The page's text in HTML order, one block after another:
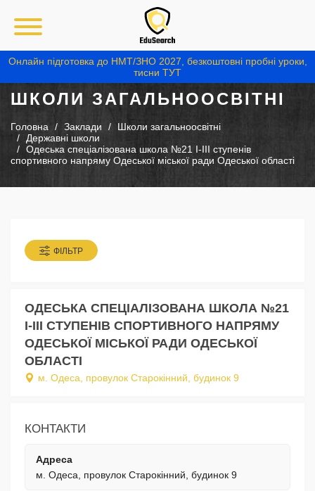
Онлайн підготовка до НМТ/ЗНО 2027, безкоштовні пробні уроки,
тисни ТУТ
ШКОЛИ ЗАГАЛЬНООСВІТНІ
Головна Заклади
Школи загальноосвітні
Державні школи
Одеська спеціалізована школа №21 I-III ступенів
спортивного напряму Одеської міської ради Одеської області
ФІЛЬТР
ОДЕСЬКА СПЕЦІАЛІЗОВАНА ШКОЛА №21
I-III СТУПЕНІВ СПОРТИВНОГО НАПРЯМУ
ОДЕСЬКОЇ МІСЬКОЇ РАДИ ОДЕСЬКОЇ
ОБЛАСТІ
м. Одеса, провулок Старокінний, будинок 9
КОНТАКТИ
Адреса
м. Одеса, провулок Старокінний, будинок 9